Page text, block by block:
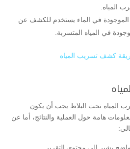
المياه.
الموجودة في الماء يستخدم للكشف عن
في المياه المتسربة.
كشف تسريب المياه
المياه تحت البلاط يجب أن يكون
هامة حول العملية والنتائج، أما عن